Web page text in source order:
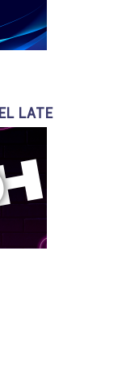
LATE